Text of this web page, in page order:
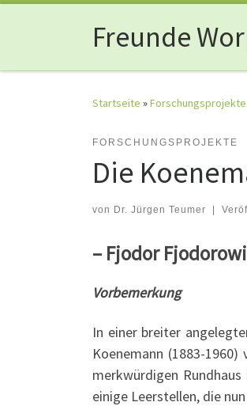
Freunde
Startseite »Forschungsprojekte
FORSCHUNGSPROJEKTE
Die
von Dr. Jürgen Teumer
– Fjodor
Vorbemerkung
In einer breiter
Koenemann (1883-
merkwürdigen
einige Leerstellen, die